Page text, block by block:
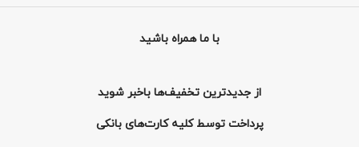
با ما همراه باشید
از جدیدترین تخفیف‌ها باخبر شوید
پرداخت توسط کلیه کارت‌های بانکی